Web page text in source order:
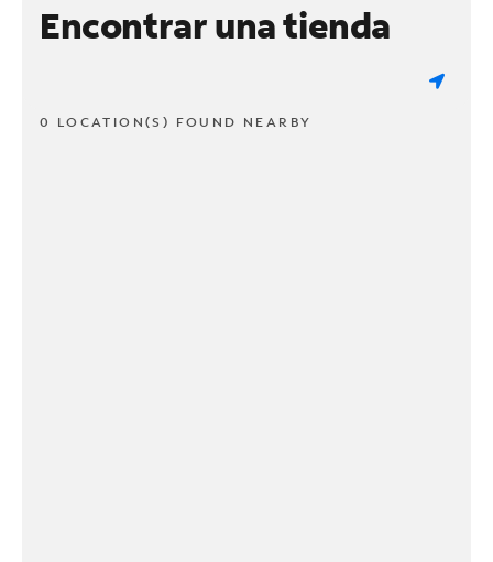
Encontrar una tienda
0 LOCATION(S) FOUND NEARBY